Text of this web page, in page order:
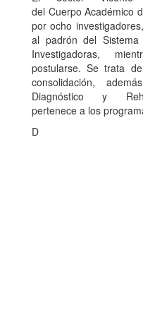
del Cuerpo Académico
por ocho
al padrón del
Investigadoras,
postularse. Se trata
consolidación,
Diagnóstico y
pertenece a los
D